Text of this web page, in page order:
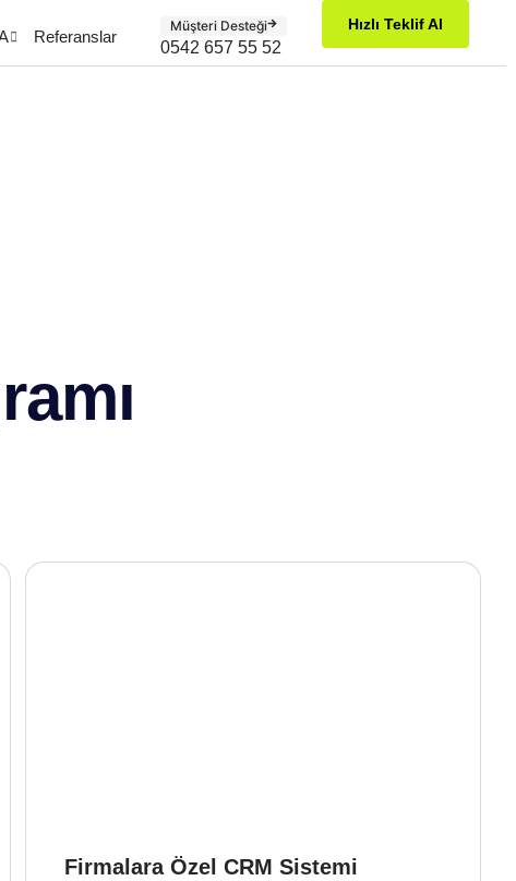
Referanslar
Müşteri Desteği
0542 657 55 52
Hızlı Teklif Al
Firmalara Özel CRM Sistemi